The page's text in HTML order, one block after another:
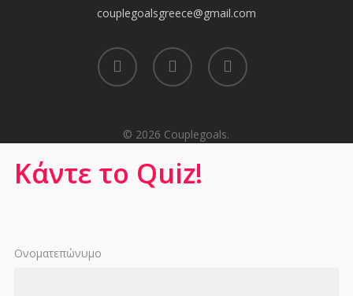
couplegoalsgreece@gmail.com
facebook youtube instagram
© 2026 Couplegoals.
Κάντε το Quiz!
Ονοματεπώνυμο